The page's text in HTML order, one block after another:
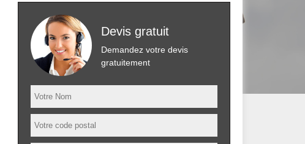
Devis gratuit
Demandez votre devis
gratuitement